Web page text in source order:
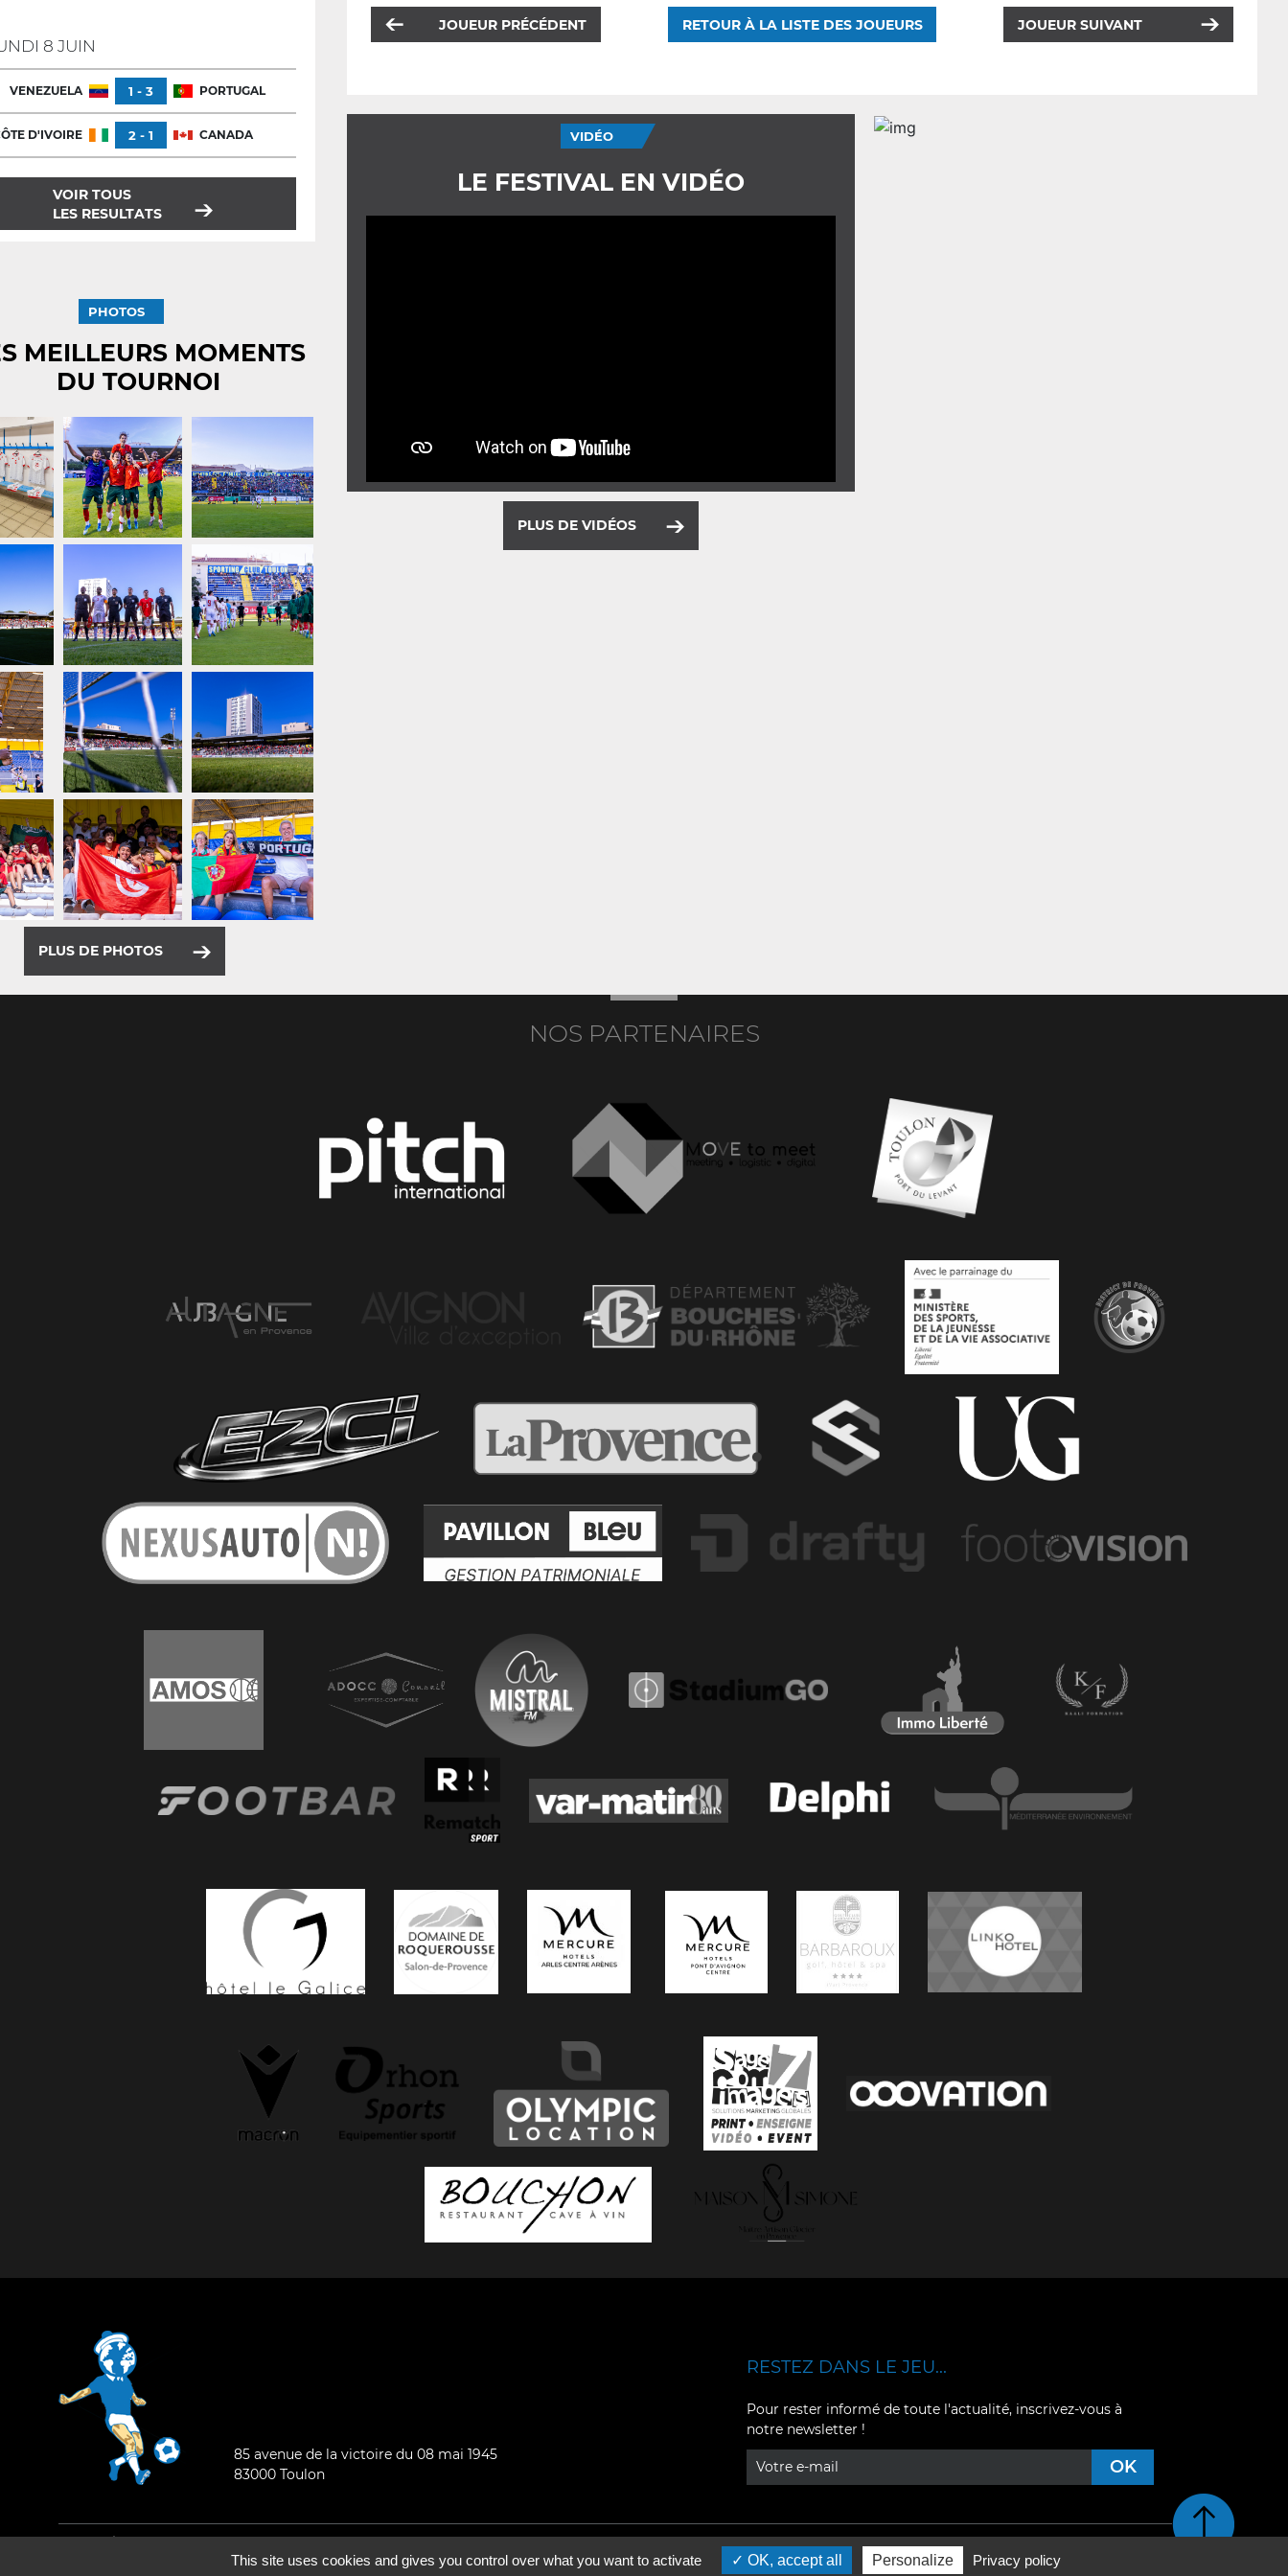
8 JUIN
VENEZUELA 1 - 3 PORTUGAL
D'IVOIRE 2 - 1 CANADA
VOIR TOUS
LES RESULTATS
PHOTOS
MEILLEURS MOMENTS
DU TOURNOI
PLUS DE PHOTOS
JOUEUR PRÉCÉDENT RETOUR À LA LISTE DES JOUEURS JOUEUR SUIVANT
VIDÉO
LE FESTIVAL EN VIDÉO
PLUS DE VIDÉOS
NOS PARTENAIRES
85 avenue de la victoire du 08 mai 1945
83000 Toulon
YouTube
RESTEZ DANS LE JEU...
Pour rester informé de toute l'actualité, inscrivez-vous à
notre newsletter !
Mentions légales-Qui sommes-nous ?
©2026 - Tous droits réservés - Conception :epartenair e
Retour en haut de page
This site uses cookies and gives you control over what you want to activate OK, accept all Personalize Privacy policy